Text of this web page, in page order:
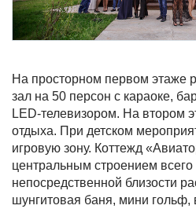
На просторном первом этаже
зал на 50 персон с караоке,
LED-телевизором. На втором
отдыха. При детском
игровую зону. Коттежд
центральным строением
непосредственной близости
шунгитовая баня, мини гольф,